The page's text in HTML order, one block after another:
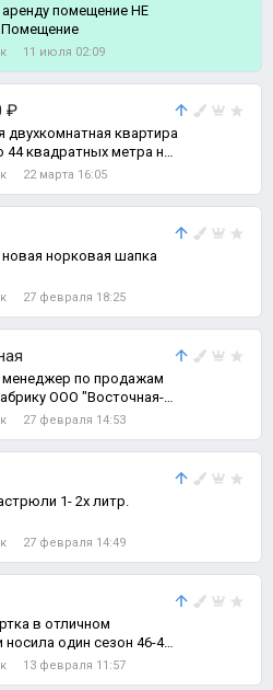
аренду помещение НЕ
11 июля 02:09
₽
двухкомнатная квартира
квадратных метра на
пятиэтажного
22 марта 16:05
норковая шапка
27 февраля 18:25
менеджер по продажам
ООО "Восточная-
27 февраля 14:53
1- 2х литр.
27 февраля 14:49
в отличном
носила один сезон 46-48
13 февраля 11:57